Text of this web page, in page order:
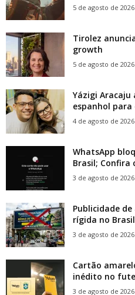
5 de agosto de 2026
Tirolez
growth
5 de agosto de 2026
Yázigi Aracaju
espanhol para
4 de agosto de 2026
WhatsApp
Brasil; Confira
3 de agosto de 2026
Publicidade
rígida no Brasil
3 de agosto de 2026
Cartão
inédito no
3 de agosto de 2026